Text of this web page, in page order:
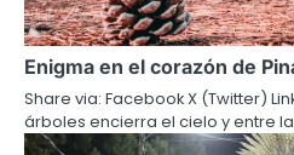
Enigma en el corazón de
Share via: Facebook X (Twitter)
árboles encierra el cielo y entre